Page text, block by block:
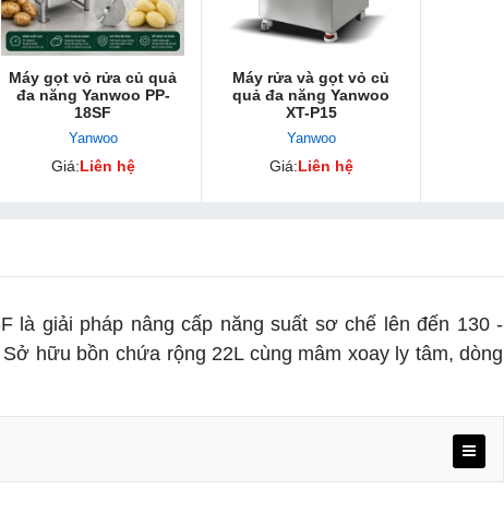
Máy gọt vỏ rửa củ quả
đa năng Yanwoo PP-
18SF
Yanwoo
Giá:Liên hệ
Máy rửa và gọt vỏ củ
quả đa năng Yanwoo
XT-P15
Yanwoo
Giá:Liên hệ
là giải pháp nâng cấp năng suất sơ chế lên đến 130 -
hữu bồn chứa rộng 22L cùng mâm xoay ly tâm, dòng